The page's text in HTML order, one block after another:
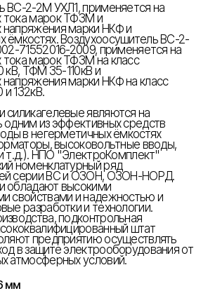
ВС-2-2М УХЛ1, применяется на
тока марок ТФЗМ и
марки НКФ и
ёмкостях. Воздухоосушитель ВС-2-
71552016-2009, применяется на
марок ТФЗМ на класс
кВ, ТФМ 35-110кВ и
марки НКФ на класс
и 132кВ.
силикагелевые являются на
одним из эффективных средств
в негерметичных ёмкостях
высоковольтные вводы,
т.д.). НПО "ЭлектроКомплект"
номенклатурный ряд
серии ВС и ОЗОН, ОЗОН-НОРД.
обладают высокими
свойствами и надежностью и
разработки и технологии.
подконтрольная
штат
предприятию осуществлять
в защите электрооборудования от
атмосферных условий.
мм